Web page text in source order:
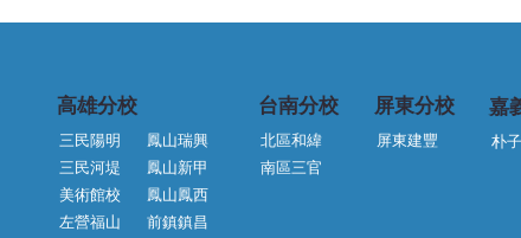
📢【全能外語右昌分校｜暑期
​高雄分校
三民陽明
三民河堤
左營福山
台南分校
鳳山瑞興
鳳山新甲
鳳山鳳西
前鎮鎮昌
北區和緯
南區三官
屏東分校
屏東建豐
嘉
朴